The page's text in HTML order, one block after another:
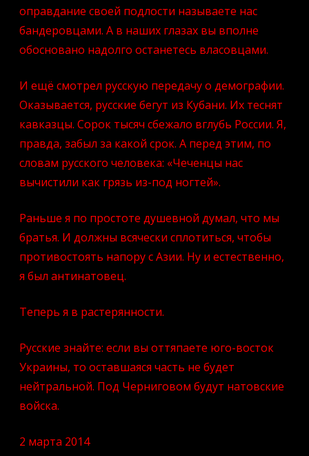
оправдание своей подлости называете нас
бандеровцами. А в наших глазах вы вполне
обосновано надолго останетесь власовцами.
И ещё смотрел русскую передачу о демографии.
Оказывается, русские бегут из Кубани. Их теснят
кавказцы. Сорок тысяч сбежало вглубь России. Я,
правда, забыл за какой срок. А перед этим, по
словам русского человека: «Чеченцы нас
вычистили как грязь из-под ногтей».
Раньше я по простоте душевной думал, что мы
братья. И должны всячески сплотиться, чтобы
противостоять напору с Азии. Ну и естественно,
я был антинатовец.
Теперь я в растерянности.
Русские знайте: если вы оттяпаете юго-восток
Украины, то оставшаяся часть не будет
нейтральной. Под Черниговом будут натовские
войска.
2 марта 2014